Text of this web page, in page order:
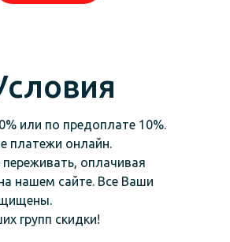
или по предоплате 10%.
платежи онлайн.
оплачивая
нашем сайте. Все Ваши
групп скидки!